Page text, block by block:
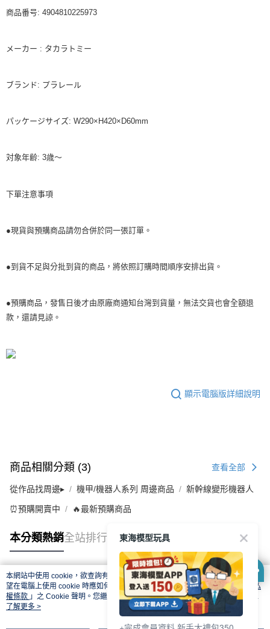
商品番号: 4904810225973
メーカー : タカラトミー
ブランド: プラレール
パッケージサイズ: W290×H420×D60mm
対象年齢: 3歳～
下單注意事項
●現貨與預購商品請勿合併於同一張訂單。
●到貨不足與分批到貨的商品，將依照訂購時間順序安排出貨。
●預購商品，發售日後才由原廠商通知台灣到貨量，無法交貨也會全額退
款，還請見諒。
顯示電腦版詳細說明
商品相關分類 (3) 查看全部
從作品找周邊▸ 機甲/機器人系列 周邊商品 新幹線變形機器人
⏰預購開賣中 🔥最新預購商品
本分類熱銷全站排行
熱門標籤
本網站中使用 cookie，欲查詢有關本網站使用 cookie 方式之詳情，及若您不希
望在電腦上使用 cookie 時應如何變更電腦的 cookie 設定，請參閱本網站「
隱私
權條款 」之 Cookie 聲明。您繼續使用本網站即表示您同意本公司得按本網站使
用條款之 Cookie 聲明使用 cookie。
了解更多 >
東海模型玩具